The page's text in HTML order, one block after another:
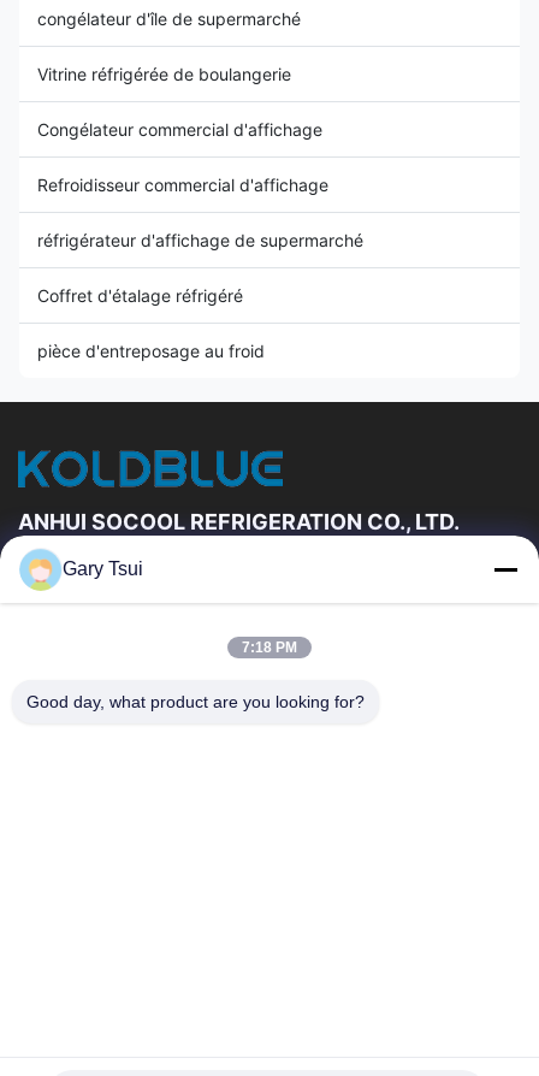
congélateur d'île de supermarché
Vitrine réfrigérée de boulangerie
Congélateur commercial d'affichage
Refroidisseur commercial d'affichage
réfrigérateur d'affichage de supermarché
Coffret d'étalage réfrigéré
pièce d'entreposage au froid
ANHUI SOCOOL REFRIGERATION CO., LTD.
Liens Rapides
Au Sujet De Nous
Visite D'usine
Contrôle De Qualité
Gary Tsui
7:18 PM
Good day, what product are you looking for?